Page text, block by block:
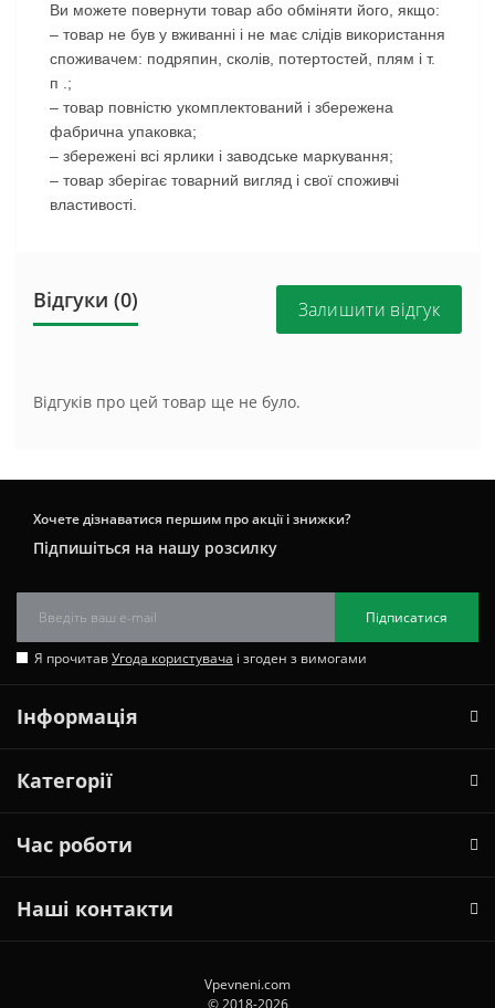
Ви можете повернути товар або обміняти його, якщо:
– товар не був у вживанні і не має слідів використання
споживачем: подряпин, сколів, потертостей, плям і т.
п .;
– товар повністю укомплектований і збережена
фабрична упаковка;
– збережені всі ярлики і заводське маркування;
– товар зберігає товарний вигляд і свої споживчі
властивості.
Відгуки (0) Залишити відгук
Відгуків про цей товар ще не було.
Хочете дізнаватися першим про акції і знижки?
Підпишіться на нашу розсилку
Підписатися
Я прочитавУгода користувача і згоден з вимогами
Інформація
Категорії
Час роботи
Наші контакти
Vpevneni.com
© 2018-2026